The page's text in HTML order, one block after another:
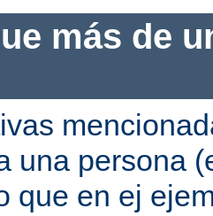
más de
una persona
que en ej